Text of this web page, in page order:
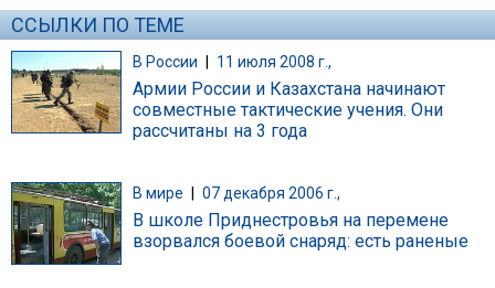
ССЫЛКИ ПО ТЕМЕ
В России | 11 июля 2008 г.,
Армии России и Казахстана начинают
совместные тактические учения. Они
рассчитаны на 3 года
В мире 07 декабря 2006 г.,
В школе Приднестровья на перемене
взорвался боевой снаряд: есть раненые